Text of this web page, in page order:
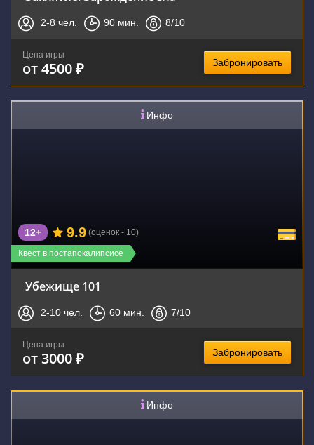
2-8 чел. 90 мин. 8/10
Цена игры
от 4500 ₽ Забронировать
Инфо
Квест в постапокалипсисе
12+ 9.9 (оценок - 10)
Убежище 101
2-10 чел. 60 мин. 7/10
Цена игры
от 3000 ₽ Забронировать
Инфо